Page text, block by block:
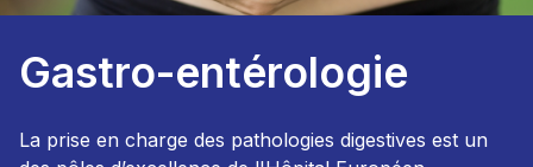
Gastro-entérologie
La prise en charge des pathologies digestives est un